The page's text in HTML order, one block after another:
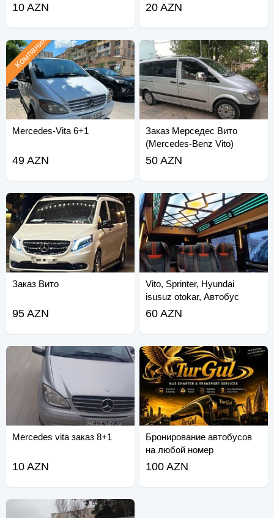
10 AZN 20 AZN
Mercedes-Vita 6+1
Компания
49 AZN
Заказ Мерседес Вито
(Mercedes-Benz Vito)
50 AZN
Заказ Вито
95 AZN
Vito, Sprinter, Hyundai
isusuz otokar, Автобус
60 AZN
Mercedes vita заказ 8+1
10 AZN
Бронирование автобусов
на любой номер
100 AZN